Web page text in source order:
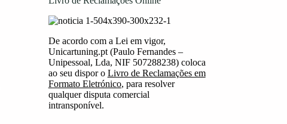
De acordo com a Lei em vigor,
Unicartuning.pt (Paulo Fernandes –
Unipessoal, Lda, NIF 507288238) coloca
ao seu dispor o Livro de Reclamações em
Formato Eletrónico, para resolver
qualquer disputa comercial
intransponível.